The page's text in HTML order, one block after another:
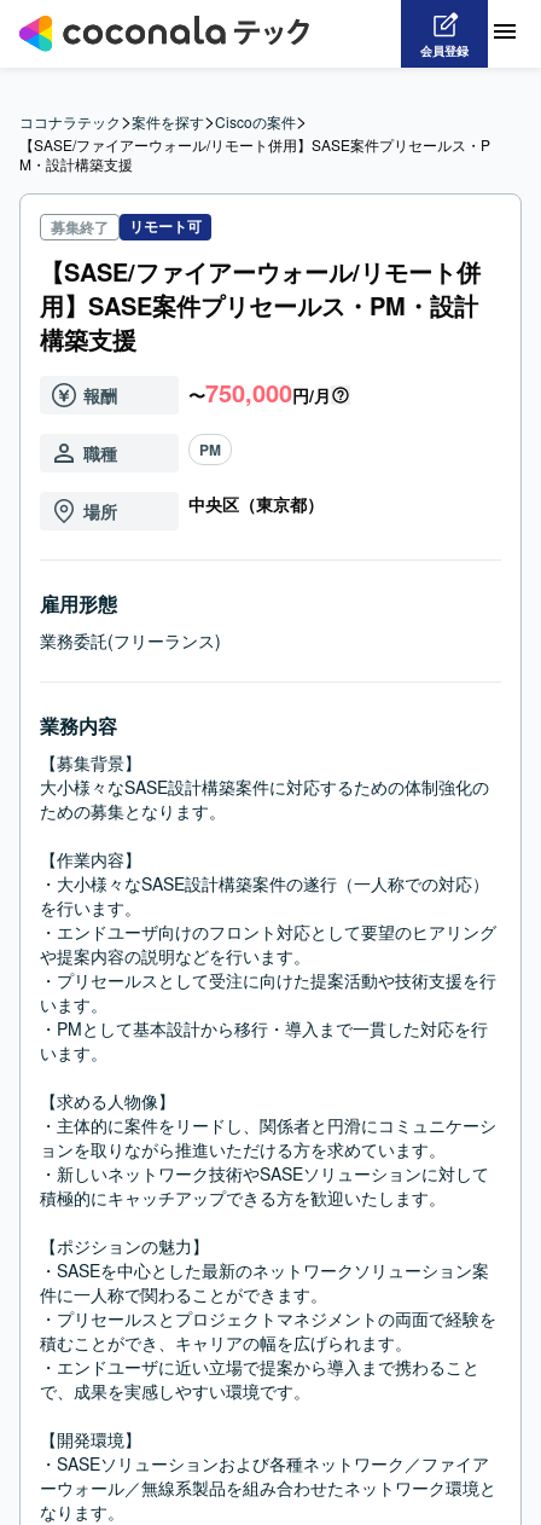
会員登録
ココナラテック>案件を探す>Ciscoの案件>
【SASE/ファイアーウォール/リモート併用】SASE案件プリセールス・P
M・設計構築支援
募集終了 リモート可
【SASE/ファイアーウォール/リモート併
用】SASE案件プリセールス・PM・設計
構築支援
報酬 〜750,000円/月
職種 PM
場所 中央区（東京都）
雇用形態
業務委託(フリーランス)
業務内容
【募集背景】
大小様々なSASE設計構築案件に対応するための体制強化の
ための募集となります。
【作業内容】
・大小様々なSASE設計構築案件の遂行（一人称での対応）
を行います。
・エンドユーザ向けのフロント対応として要望のヒアリング
や提案内容の説明などを行います。
・プリセールスとして受注に向けた提案活動や技術支援を行
います。
・PMとして基本設計から移行・導入まで一貫した対応を行
います。
【求める人物像】
・主体的に案件をリードし、関係者と円滑にコミュニケーシ
ョンを取りながら推進いただける方を求めています。
・新しいネットワーク技術やSASEソリューションに対して
積極的にキャッチアップできる方を歓迎いたします。
【ポジションの魅力】
・SASEを中心とした最新のネットワークソリューション案
件に一人称で関わることができます。
・プリセールスとプロジェクトマネジメントの両面で経験を
積むことができ、キャリアの幅を広げられます。
・エンドユーザに近い立場で提案から導入まで携わること
で、成果を実感しやすい環境です。
【開発環境】
・SASEソリューションおよび各種ネットワーク／ファイア
ーウォール／無線系製品を組み合わせたネットワーク環境と
なります。